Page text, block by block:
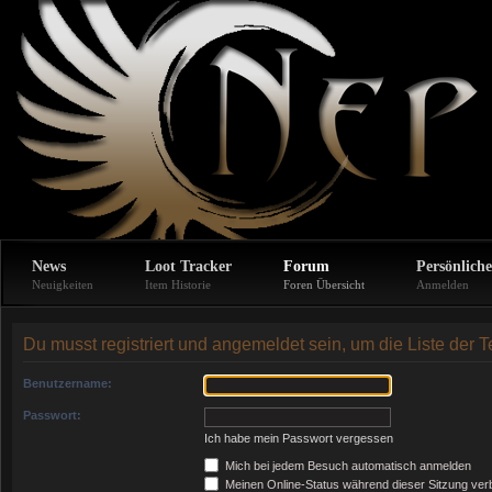
News
Neuigkeiten
Loot Tracker
Item Historie
Forum
Foren Übersicht Anmelden
Du musst registriert und angemeldet sein, um die Liste der
Benutzername:
Passwort:
Ich habe mein Passwort vergessen
Mich bei jedem Besuch automatisch anmelden
Meinen Online-Status während dieser Sitzung